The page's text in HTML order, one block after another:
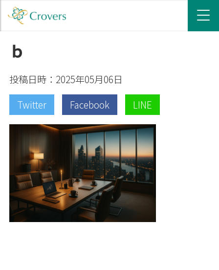
ｂ
投稿日時：2025年05月06日
Twitter
Facebook LINE